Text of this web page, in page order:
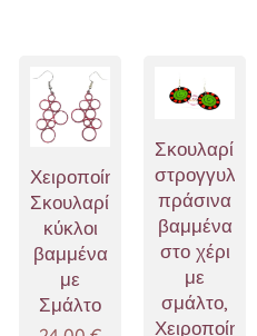
Χειροποίητα
Σκουλαρίκια
κύκλοι
βαμμένα
με
Σμάλτο
στρογγυλά
πράσινα
βαμμένα
στο χέρι
με
σμάλτο,
Χειροποίητα